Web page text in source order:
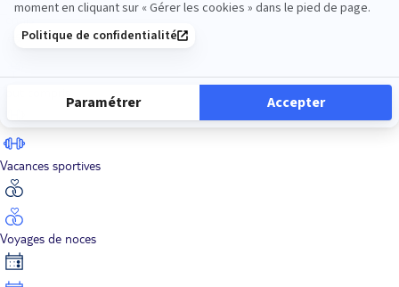
Vacances sportives
Voyages de noces